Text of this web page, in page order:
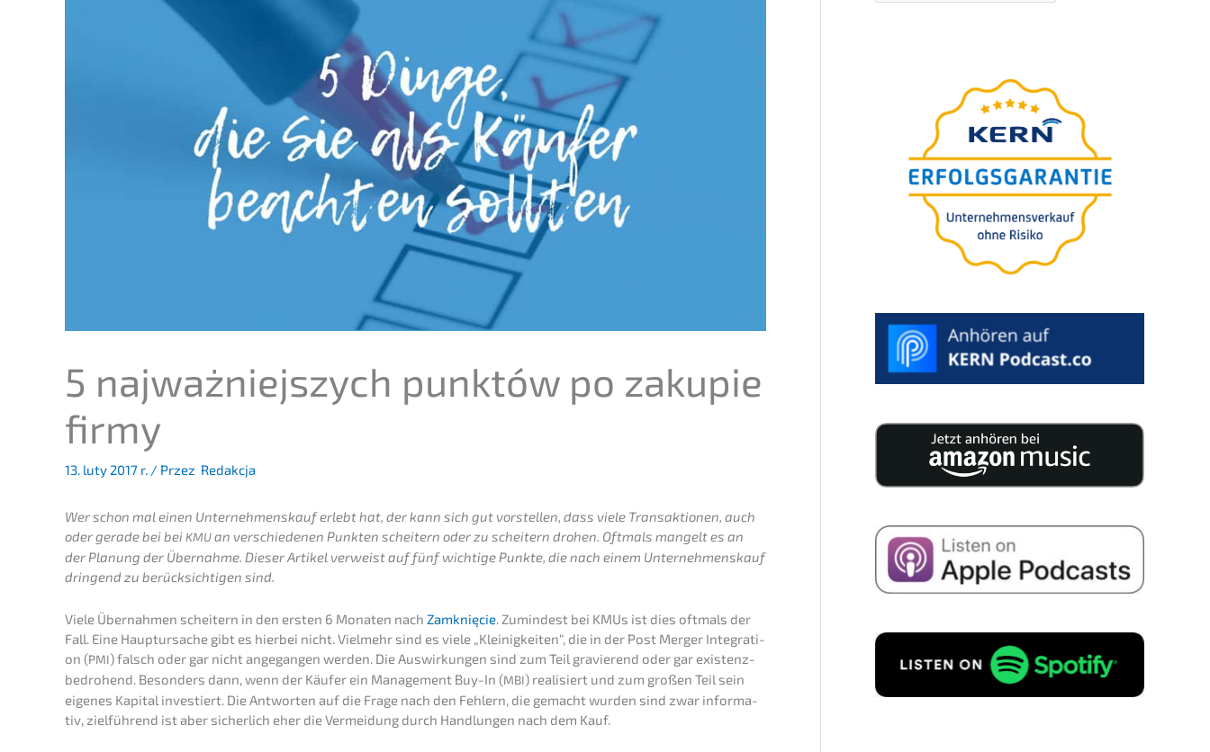
5 najważ­nie­js­zych punktów po zakupie
firmy
13. luty 2017 r. / Przez Redakcja
Wer schon mal einen Unter­nehmens­kauf erlebt hat, der kann sich gut vorstel­len, dass viele Trans­ak­tio­nen, auch
oder gerade bei bei KMUan verschie­de­nen Punkten schei­tern oder zu schei­tern drohen. Oftmals mangelt es an
der Planung der Übernah­me. Dieser Artikel verweist auf fünf wichti­ge Punkte, die nach einem Unter­nehmens­kauf
dringend zu berück­sich­ti­gen sind.
Viele Übernah­men schei­tern in den ersten 6 Monaten nach Zamknięcie. Zumin­dest bei KMUs ist dies oftmals der
Fall. Eine Haupt­ur­sa­che gibt es hierbei nicht. Vielmehr sind es viele „Kleinig­kei­ten“, die in der Post Merger Integra­ti­
on (PMI) falsch oder gar nicht angegan­gen werden. Die Auswir­kun­gen sind zum Teil gravie­rend oder gar existenz­
be­dro­hend. Beson­ders dann, wenn der Käufer ein Manage­ment Buy-In (MBI) reali­siert und zum großen Teil sein
eigenes Kapital inves­tiert. Die Antwor­ten auf die Frage nach den Fehlern, die gemacht wurden sind zwar infor­ma­
tiv, zielfüh­rend ist aber sicher­lich eher die Vermei­dung durch Handlun­gen nach dem Kauf.
przewod­nik
uniwer­sal­nyna
sukces­ję Państ­
wa firmy
25 eksper­tów publi­ku­je na 200
stronach skonden­so­waną wiedzę na
Wyrażam zgodę na przecho­wy­
wa­nie moich danych w celu